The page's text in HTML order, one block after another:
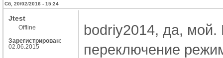
Сб, 20/02/2016 - 15:24
Jtest
Offline
Зарегистрирован:
02.06.2015
bodriy2014, да, мой.
переключение